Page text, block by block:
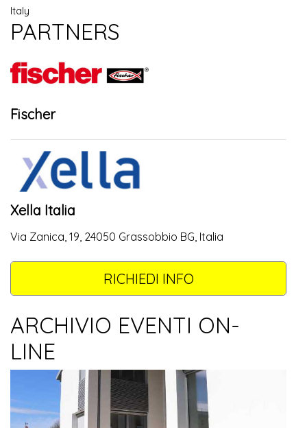
Italy
PARTNERS
Fischer
Xella Italia
Via Zanica, 19, 24050 Grassobbio BG, Italia
RICHIEDI INFO
ARCHIVIO EVENTI ON-
LINE